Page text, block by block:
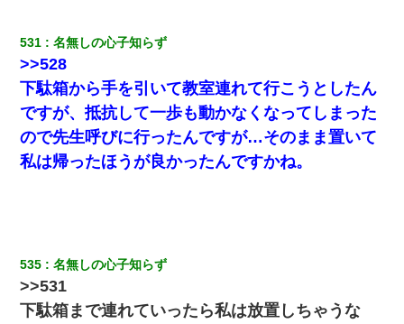
全く親しくないママ友Aから突然「飲み会しよう」と誘われたがお
断りした。後日Aの企みを知ってゾッとするやら腹立つやら！
ケーキバイキングにいた単独の50くらいのオッサン、強烈だっ
た。
妻が亡くなったんだけど正直ガチで嬉しい
10年ほど前、息子がまだ年中だった時に離婚したんだけど、一昨
年の暮れに突然息子が職場を訪ねてきた。
531 名無しの心子知らず
>>528
下駄箱から手を引いて教室連れて行こうとしたん
ですが、抵抗して一歩も動かなくなってしまった
ので先生呼びに行ったんですが…そのまま置いて
私は帰ったほうが良かったんですかね。
535 名無しの心子知らず
>>531
下駄箱まで連れていったら私は放置しちゃうな